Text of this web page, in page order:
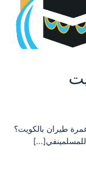
طيران بالكويت؟
للمسلمينفي[...]